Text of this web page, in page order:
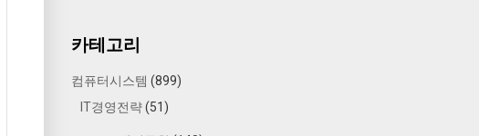
카테고리
컴퓨터시스템 (899)
IT경영전략(51)